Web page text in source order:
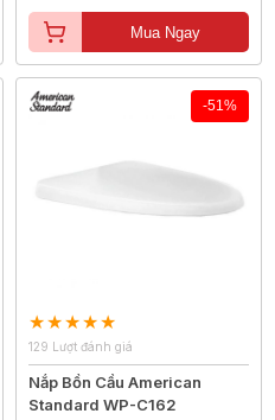
Mua Ngay
-51%
129 Lượt đánh giá
Nắp Bồn Cầu American
Standard WP-C162